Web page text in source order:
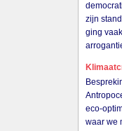
zijn
ging
eco-
waar we